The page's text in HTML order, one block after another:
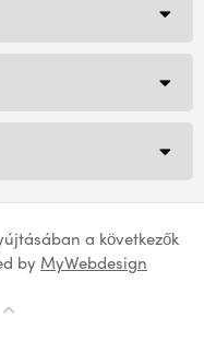
a következők
by MyWebdesign